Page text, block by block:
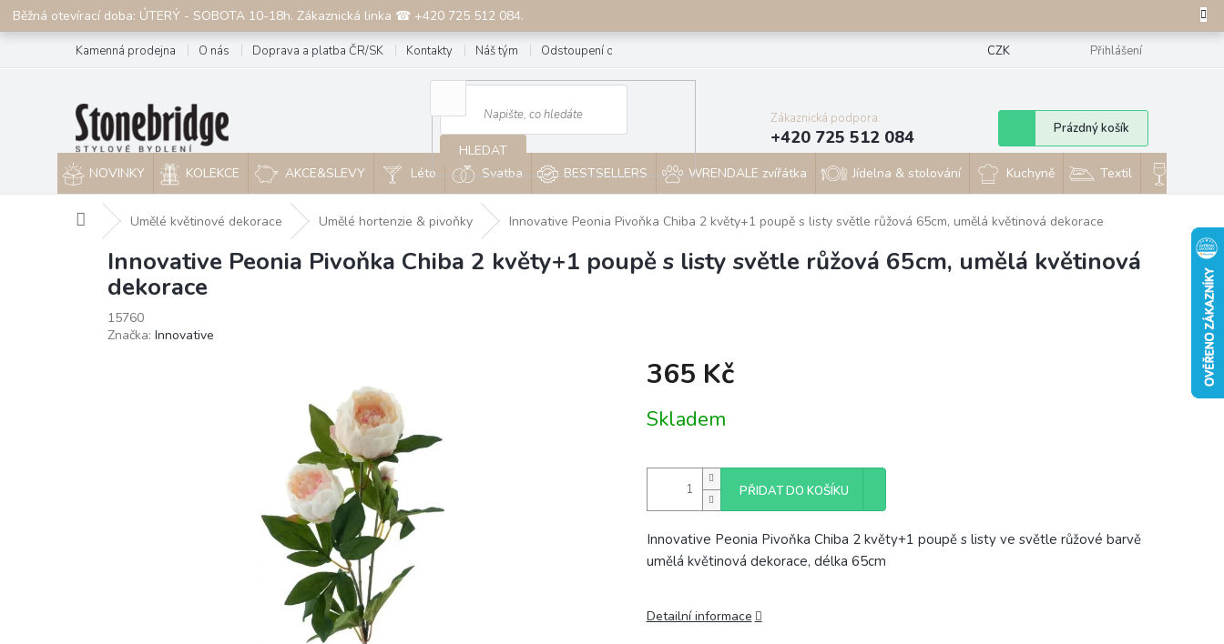
PřejítBěžná otevírací doba: ÚTERÝ - SOBOTA 10-18h. Zákaznická linka ☎ +420 725 512 084.
Kamenná prodejna O nás Doprava a platba ČR/SK Kontakty Náš tým Odstoupení od smlouvy CZK Přihlášení
HLEDAT
Zákaznická podpora:
+420 725 512 084
Nákupní
košík
Prázdný košík
NOVINKY KOLEKCE AKCE&SLEVY Léto Svatba BESTSELLERS WRENDALE zvířátka Jídelna & stolování Kuchyně Textil
Domů Umělé květinové dekorace Umělé hortenzie & pivoňky Innovative Peonia Pivoňka Chiba 2 květy+1 poupě s listy světle růžová 65cm, umělá květinová dekorace
Innovative Peonia Pivoňka Chiba 2 květy+1 poupě s listy světle růžová 65cm, umělá květinová
dekorace
15760
Značka: Innovative
365 Kč
cena:
Skladem
PŘIDAT DO KOŠÍKU
Innovative Peonia Pivoňka Chiba 2 květy+1 poupě s listy ve světle růžové barvě
umělá květinová dekorace, délka 65cm
Detailní informace